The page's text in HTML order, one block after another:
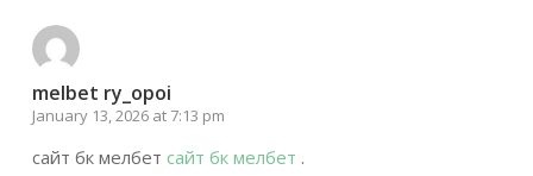
melbet ry_opoi
January 13, 2026 at 7:13 pm
сайт бк мелбет сайт бк мелбет .